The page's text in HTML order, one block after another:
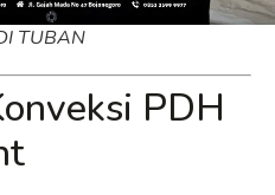
TUBAN
PDH